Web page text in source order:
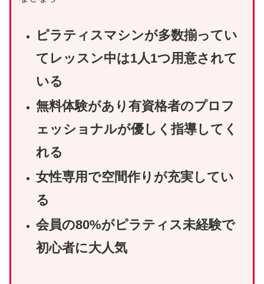
ピラティスマシンが多数揃ってい
てレッスン中は1人1つ用意されて
いる
無料体験があり有資格者のプロフ
ェッショナルが優しく指導してく
れる
女性専用で空間作りが充実してい
る
会員の80%がピラティス未経験で
初心者に大人気